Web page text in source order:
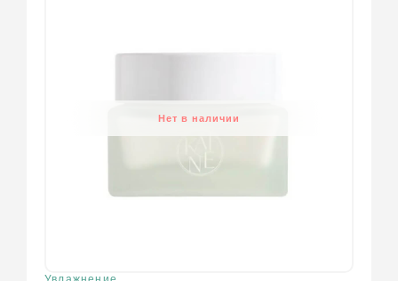
Нет в наличии